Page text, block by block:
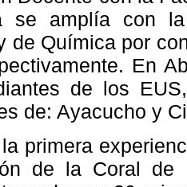
se amplía con
de Química por
En
de los
de: Ayacucho y
primera
de la Coral de